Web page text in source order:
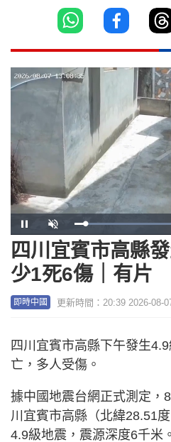
Pause Unmute Loaded:
四川宜賓市高縣
少1死6傷｜有片
即時中國 更新時間：20:39 2026-08-
四川宜賓市高縣下午發生
亡，多人受傷。
據中國地震台網正式測定，
川宜賓市高縣（北緯28.51
4.9級地震，震源深度6千米。